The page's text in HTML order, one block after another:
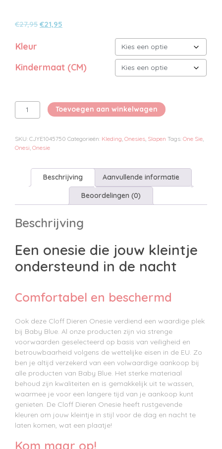
€27,95 Oorspronkelijke
€21,95
Kleur
Kindermaat (CM)
Cloff
Dieren
aantal
Toevoegen aan winkelwagen
SKU: CJYE1045750 Categorieën: Kleding Onesies Slapen Tags: One Sie
Onesi Onesie
Beschrijving Aanvullende informatie
Beoordelingen (0)
Beschrijving
Een onesie die jouw kleintje
ondersteund in de nacht
Comfortabel en beschermd
Ook deze Cloff Dieren Onesie verdiend een waardige plek
bij Baby Blue. Al onze producten zijn via strenge
voorwaarden geselecteerd op basis van veiligheid en
betrouwbaarheid volgens de wettelijke eisen in de EU. Zo
ben je altijd verzekerd van een volwaardige aankoop bij
alle producten van Baby Blue. Het sterke materiaal
behoud zijn kwaliteiten en is gemakkelijk uit te wassen,
waarmee je voor een langere tijd van je aankoop kunt
genieten. De Cloff Dieren Onesie heeft rustgevende
kleuren om jouw kleintje in stijl voor de dag en nacht te
laten komen, wat een plaatje!
Kom maar op!